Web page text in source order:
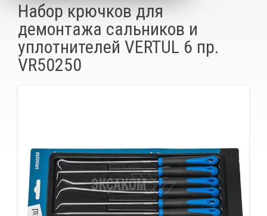
Набор крючков для
демонтажа сальников и
уплотнителей VERTUL 6 пр.
VR50250